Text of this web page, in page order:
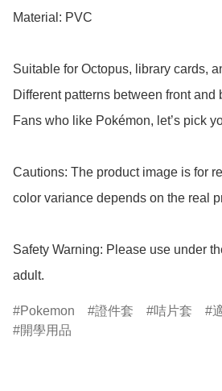
Material: PVC
Suitable for Octopus, library cards,
Different patterns between front and
Fans who like Pokémon, let’s pick
Cautions: The product image is for
color variance depends on the real
Safety Warning: Please use under
adult.
Pokemon 證件套 咭片套
開學用品